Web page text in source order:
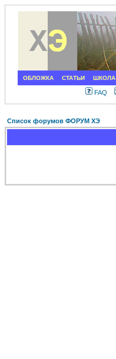
ОБЛОЖКА СТАТЬИ ШКОЛА
FAQ
Список форумов ФОРУМ ХЭ